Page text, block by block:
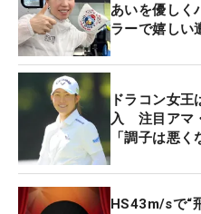
あいを優し
ラーで嬉しい
ドラコン女
入 注目アマ
「調子は悪
HS43m/sで“